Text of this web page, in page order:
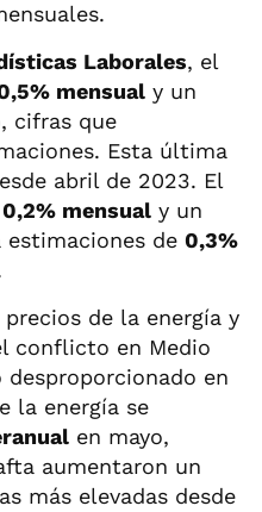
Laborales, el
mensual y un
cifras que
Esta última
abril de 2023. El
0,2% mensual y un
estimaciones de 0,3%
de la energía y
conflicto en Medio
en
la energía se
en mayo,
aumentaron un
más elevadas desde